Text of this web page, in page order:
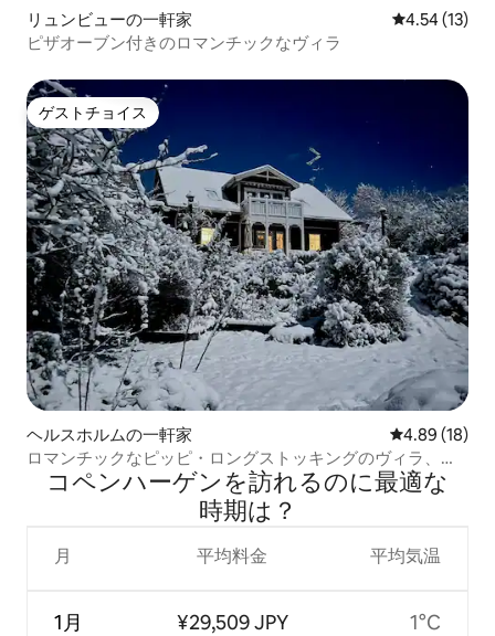
リュンビューの一軒家 レビュー13
4.54 (13)
ピザオーブン付きのロマンチックなヴィラ
ゲストチョイス
ゲストチョイス
ヘルスホルムの一軒家 レビュー18
4.89 (18)
ロマンチックなピッピ・ロングストッキングのヴィラ、
湖、ボート、サウナ
コペンハーゲンを訪⁠れ⁠るの⁠に最⁠適⁠な
時⁠期⁠は⁠？
月
1月
平均料金
¥29,509 JPY
平均気温
1°C